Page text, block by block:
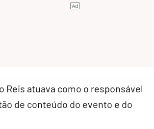
Reis atuava como o responsável
de conteúdo do evento e do